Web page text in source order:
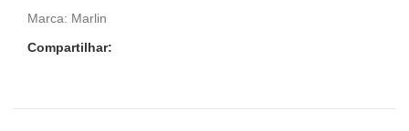
Marca: Marlin
Compartilhar: